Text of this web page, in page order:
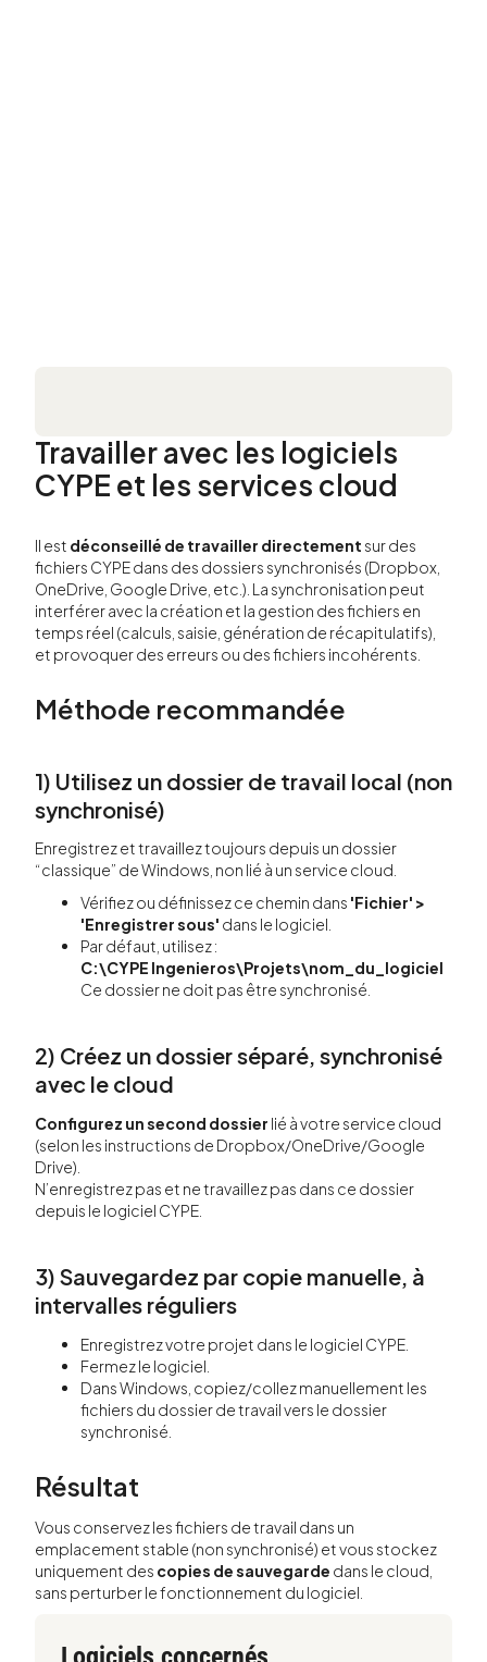
Travailler avec les logiciels
CYPE et les services cloud
Il est déconseillé de travailler directement sur des
fichiers CYPE dans des dossiers synchronisés (Dropbox,
OneDrive, Google Drive, etc.). La synchronisation peut
interférer avec la création et la gestion des fichiers en
temps réel (calculs, saisie, génération de récapitulatifs),
et provoquer des erreurs ou des fichiers incohérents.
Méthode recommandée
1) Utilisez un dossier de travail local (non
synchronisé)
Enregistrez et travaillez toujours depuis un dossier
“classique” de Windows, non lié à un service cloud.
Vérifiez ou définissez ce chemin dans 'Fichier' >
'Enregistrer sous' dans le logiciel.
Par défaut, utilisez :
C:\CYPE Ingenieros\Projets\nom_du_logiciel
Ce dossier ne doit pas être synchronisé.
2) Créez un dossier séparé, synchronisé
avec le cloud
Configurez un second dossier lié à votre service cloud
(selon les instructions de Dropbox/OneDrive/Google
Drive).
N’enregistrez pas et ne travaillez pas dans ce dossier
depuis le logiciel CYPE.
3) Sauvegardez par copie manuelle, à
intervalles réguliers
Enregistrez votre projet dans le logiciel CYPE.
Fermez le logiciel.
Dans Windows, copiez/collez manuellement les
fichiers du dossier de travail vers le dossier
synchronisé.
Résultat
Vous conservez les fichiers de travail dans un
emplacement stable (non synchronisé) et vous stockez
uniquement des copies de sauvegarde dans le cloud,
sans perturber le fonctionnement du logiciel.